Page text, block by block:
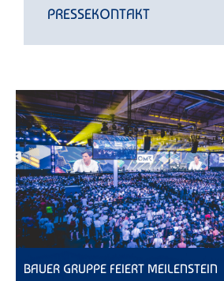
PRESSEKONTAKT
BAUER GRUPPE FEIERT MEILENSTEIN